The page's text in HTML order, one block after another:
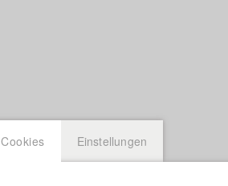
Cookies Einstellungen